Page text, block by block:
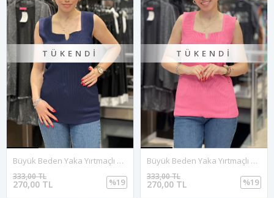
TÜKENDI
Büyük Beden Yaka Yırtmaçlı Triko Bluz-Lacivert
270,00 TL
333,00 TL
%19
TÜKENDI
Büyük Beden Yaka Yırtmaçlı Triko Bluz-Pembe
270,00 TL
333,00 TL
%19